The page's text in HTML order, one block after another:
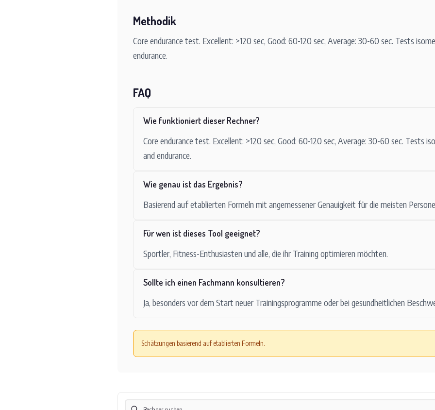
Methodik
Core endurance test. Excellent: >120 sec, Good: 60-120 sec, Average: 30-60 sec. Tests
endurance.
FAQ
Wie funktioniert dieser Rechner?
Core endurance test. Excellent: >120 sec, Good: 60-120 sec, Average: 30-60 sec. Tests
and endurance.
Wie genau ist das Ergebnis?
Basierend auf etablierten Formeln mit angemessener Genauigkeit für die meisten
Für wen ist dieses Tool geeignet?
Sportler, Fitness-Enthusiasten und alle, die ihr Training optimieren möchten.
Sollte ich einen Fachmann konsultieren?
Ja, besonders vor dem Start neuer Trainingsprogramme oder bei gesundheitlichen
Schätzungen basierend auf etablierten Formeln.